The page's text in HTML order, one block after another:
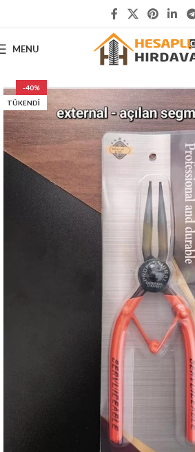
MENU
-40%
TÜKENDI
ÜSTÜ ALIŞVERİŞLERİNİZDE KARGO